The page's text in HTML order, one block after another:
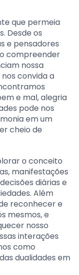
que permeia
Desde os
e pensadores
compreender
nossa
convida a
e mal, alegria
pode nos
em um
cheio de
o conceito
manifestações
diárias e
Além
reconhecer e
mesmos, e
nosso
interações
como
dualidades em